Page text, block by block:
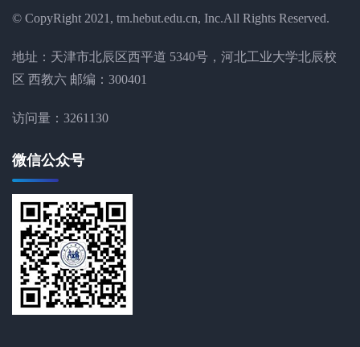
© CopyRight 2021, tm.hebut.edu.cn, Inc.All Rights Reserved.
地址：天津市北辰区西平道 5340号，河北工业大学北辰校
区 西教六 邮编：300401
访问量： 3261130
微信公众号